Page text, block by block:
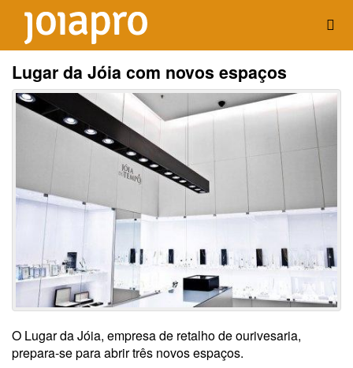
Lugar da Jóia com novos espaços
O Lugar da Jóia, empresa de retalho de ourivesaria,
prepara-se para abrir três novos espaços.